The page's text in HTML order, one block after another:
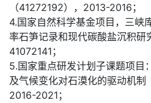
（41272192），2013-2016；
4.国家自然科学基金项目，三峡
率石笋记录和现代碳酸盐沉积研
41072141；
5.国家重点研发计划子课题项目
及气候变化对石漠化的驱动机制
2016-2021；